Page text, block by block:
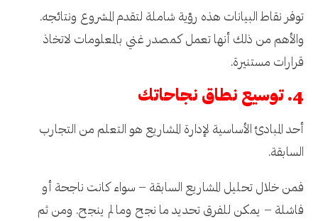
توفر نقاط البيانات هذه رؤية شاملة لتقدم المشروع ونتائجه.
والأهم من ذلك أنها تعمل كمصدر غني بالمعلومات لاتخاذ
قرارات مستنيرة.
4. توسيع نطاق نجاحاتك
أحد المبادئ الأساسية لإدارة المشاريع هو التعلم من التجارب
السابقة.
فمن خلال تحليل المشاريع السابقة – سواء كانت ناجحة أو
فاشلة – يمكن للفرق تحديد ما نجح وما لم ينجح. ومن ثم